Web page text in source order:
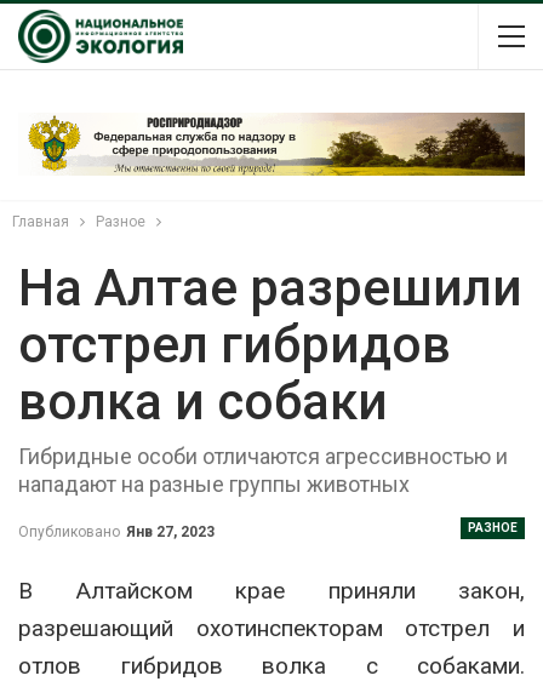
Главная Разное
На Алтае разрешили
отстрел гибридов
волка и собаки
Гибридные особи отличаются агрессивностью и
нападают на разные группы животных
РАЗНОЕ
Опубликовано Янв 27, 2023
В Алтайском крае приняли закон,
разрешающий охотинспекторам отстрел и
отлов гибридов волка с собаками.